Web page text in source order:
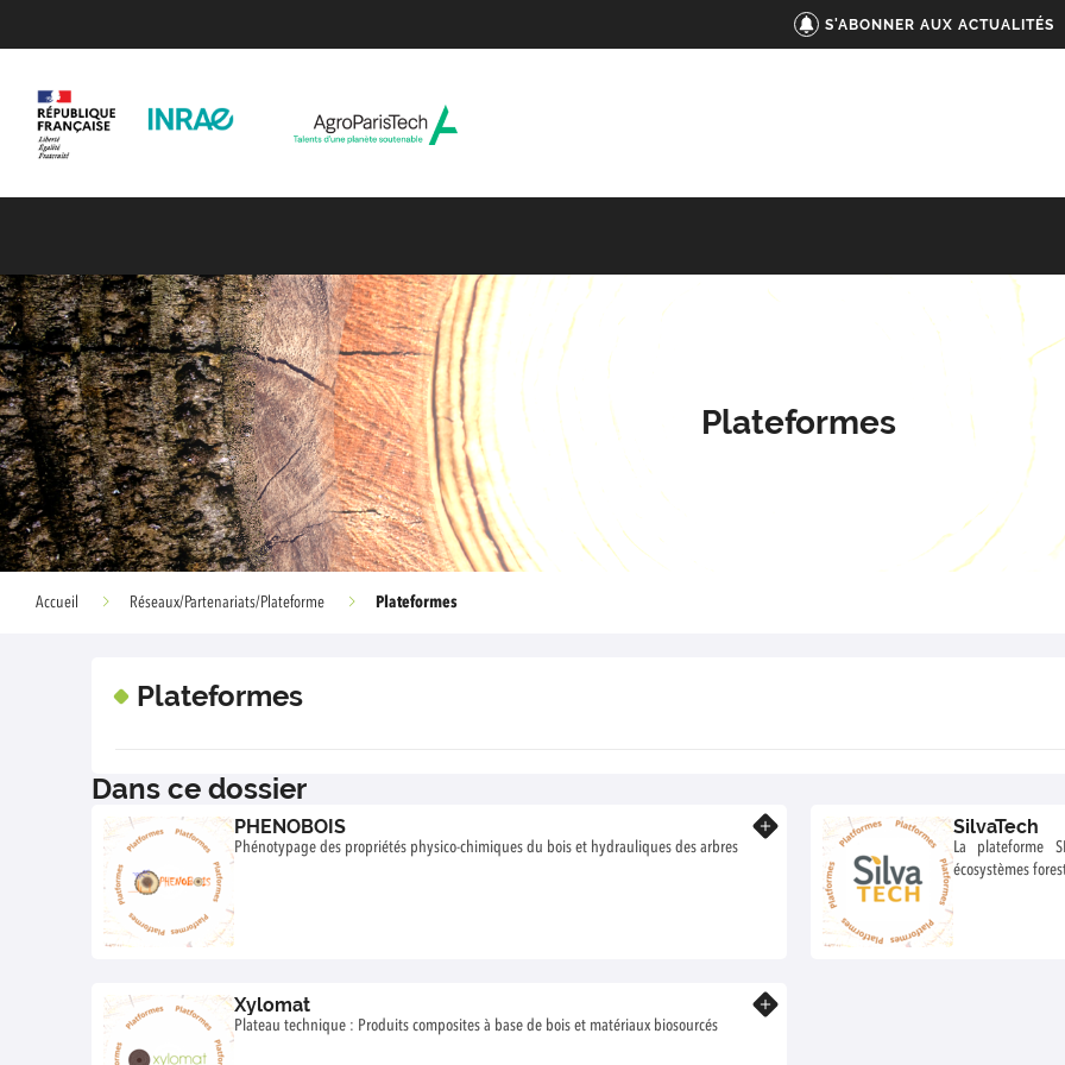
S'ABONNER AUX ACTUALITÉS
Plateformes
Accueil Réseaux/Partenariats/Plateforme Plateformes
Plateformes
Dans ce dossier
PHENOBOIS
Phénotypage des propriétés physico-chimiques du bois et hydrauliques des arbres
SilvaTech
La plateforme
écosystèmes
Xylomat
Plateau technique : Produits composites à base de bois et matériaux biosourcés